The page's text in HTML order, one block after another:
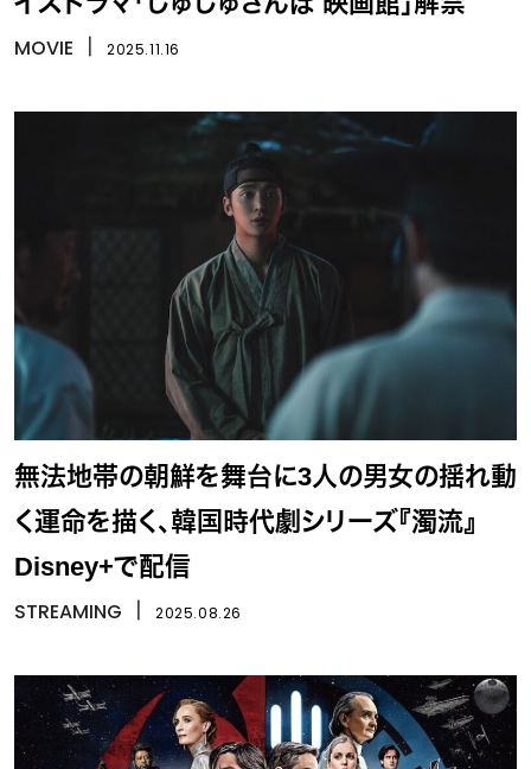
MOVIE 2025.11.16
無法地帯の朝鮮を舞台に3人の男女の揺れ動
く運命を描く、韓国時代劇シリーズ『濁流』
Disney+で配信
STREAMING 2025.08.26